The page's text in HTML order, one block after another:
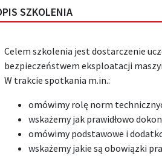
SZKOLENIA
Celem szkolenia jest dostarczenie
bezpieczeństwem eksploatacji
W trakcie spotkania m.in.:
omówimy rolę norm
wskażemy jak prawidłowo
omówimy podstawowe i
wskażemy jakie są obowiązki